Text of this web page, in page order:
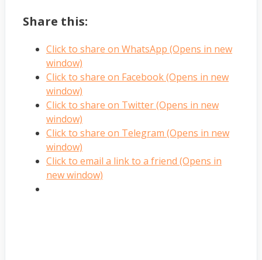
Share this:
Click to share on WhatsApp (Opens in new
window)
Click to share on Facebook (Opens in new
window)
Click to share on Twitter (Opens in new
window)
Click to share on Telegram (Opens in new
window)
Click to email a link to a friend (Opens in
new window)